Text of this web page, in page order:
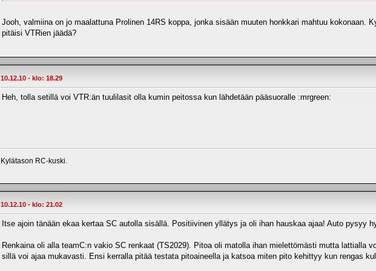
Jooh, valmiina on jo maalattuna Prolinen 14RS koppa, jonka sisään muuten honkkari mahtuu kokonaan.
pitäisi VTRien jäädä?
10.12.10 - klo: 18.29
Heh, tolla setillä voi VTR:än tuulilasit olla kumin peitossa kun lähdetään pääsuoralle :mrgreen:
Kylätason RC-kuski.
10.12.10 - klo: 21.02
Itse ajoin tänään ekaa kertaa SC autolla sisällä. Positiivinen yllätys ja oli ihan hauskaa ajaa! Auto pysyy
Renkaina oli alla teamC:n vakio SC renkaat (TS2029). Pitoa oli matolla ihan mielettömästi mutta lattialla
sillä voi ajaa mukavasti. Ensi kerralla pitää testata pitoaineella ja katsoa miten pito kehittyy kun rengas